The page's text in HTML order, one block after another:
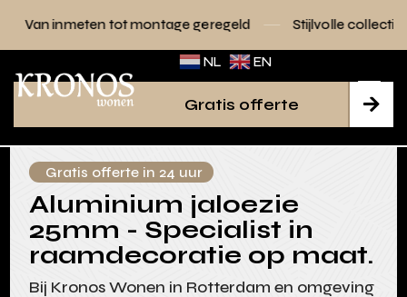
tot montage geregeld Stijlvolle collecties voor elk
NL EN

Gratis offerte
Gratis offerte in 24 uur
Aluminium jaloezie
25mm - Specialist in
raamdecoratie op maat.
Bij Kronos Wonen in Rotterdam en omgeving